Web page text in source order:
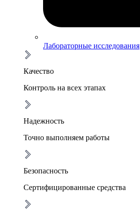
Лабораторные исследования
Качество
Контроль на всех этапах
Надежность
Точно выполняем работы
Безопасность
Сертифицированные средства